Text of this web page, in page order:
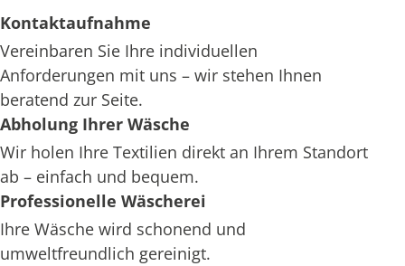
Kontaktaufnahme
Vereinbaren Sie Ihre individuellen
Anforderungen mit uns – wir stehen Ihnen
beratend zur Seite.
Abholung Ihrer Wäsche
Wir holen Ihre Textilien direkt an Ihrem Standort
ab – einfach und bequem.
Professionelle Wäscherei
Ihre Wäsche wird schonend und
umweltfreundlich gereinigt.